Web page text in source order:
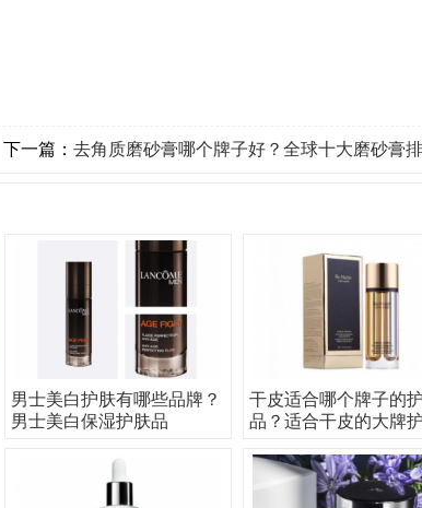
下一篇： 去角质磨砂膏哪个牌子好？全球十大磨砂膏
男士美白护肤有哪些品牌？
男士美白保湿护肤品
干皮适合哪个牌子的
品？适合干皮的大牌